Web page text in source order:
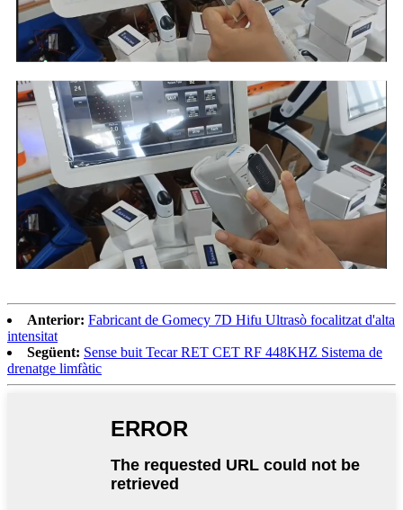
Anterior: Fabricant de Gomecy 7D Hifu Ultrasò focalitzat d'alta
intensitat
Següent: Sense buit Tecar RET CET RF 448KHZ Sistema de
drenatge limfàtic